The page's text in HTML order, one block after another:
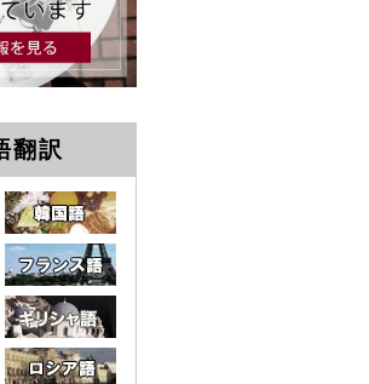
翻訳
中国語
ドイツ語
イタリア語
オランダ